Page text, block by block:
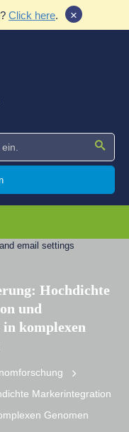
Click here. ×
Hochdichte
und
komplexen
Markerintegration
Genomen